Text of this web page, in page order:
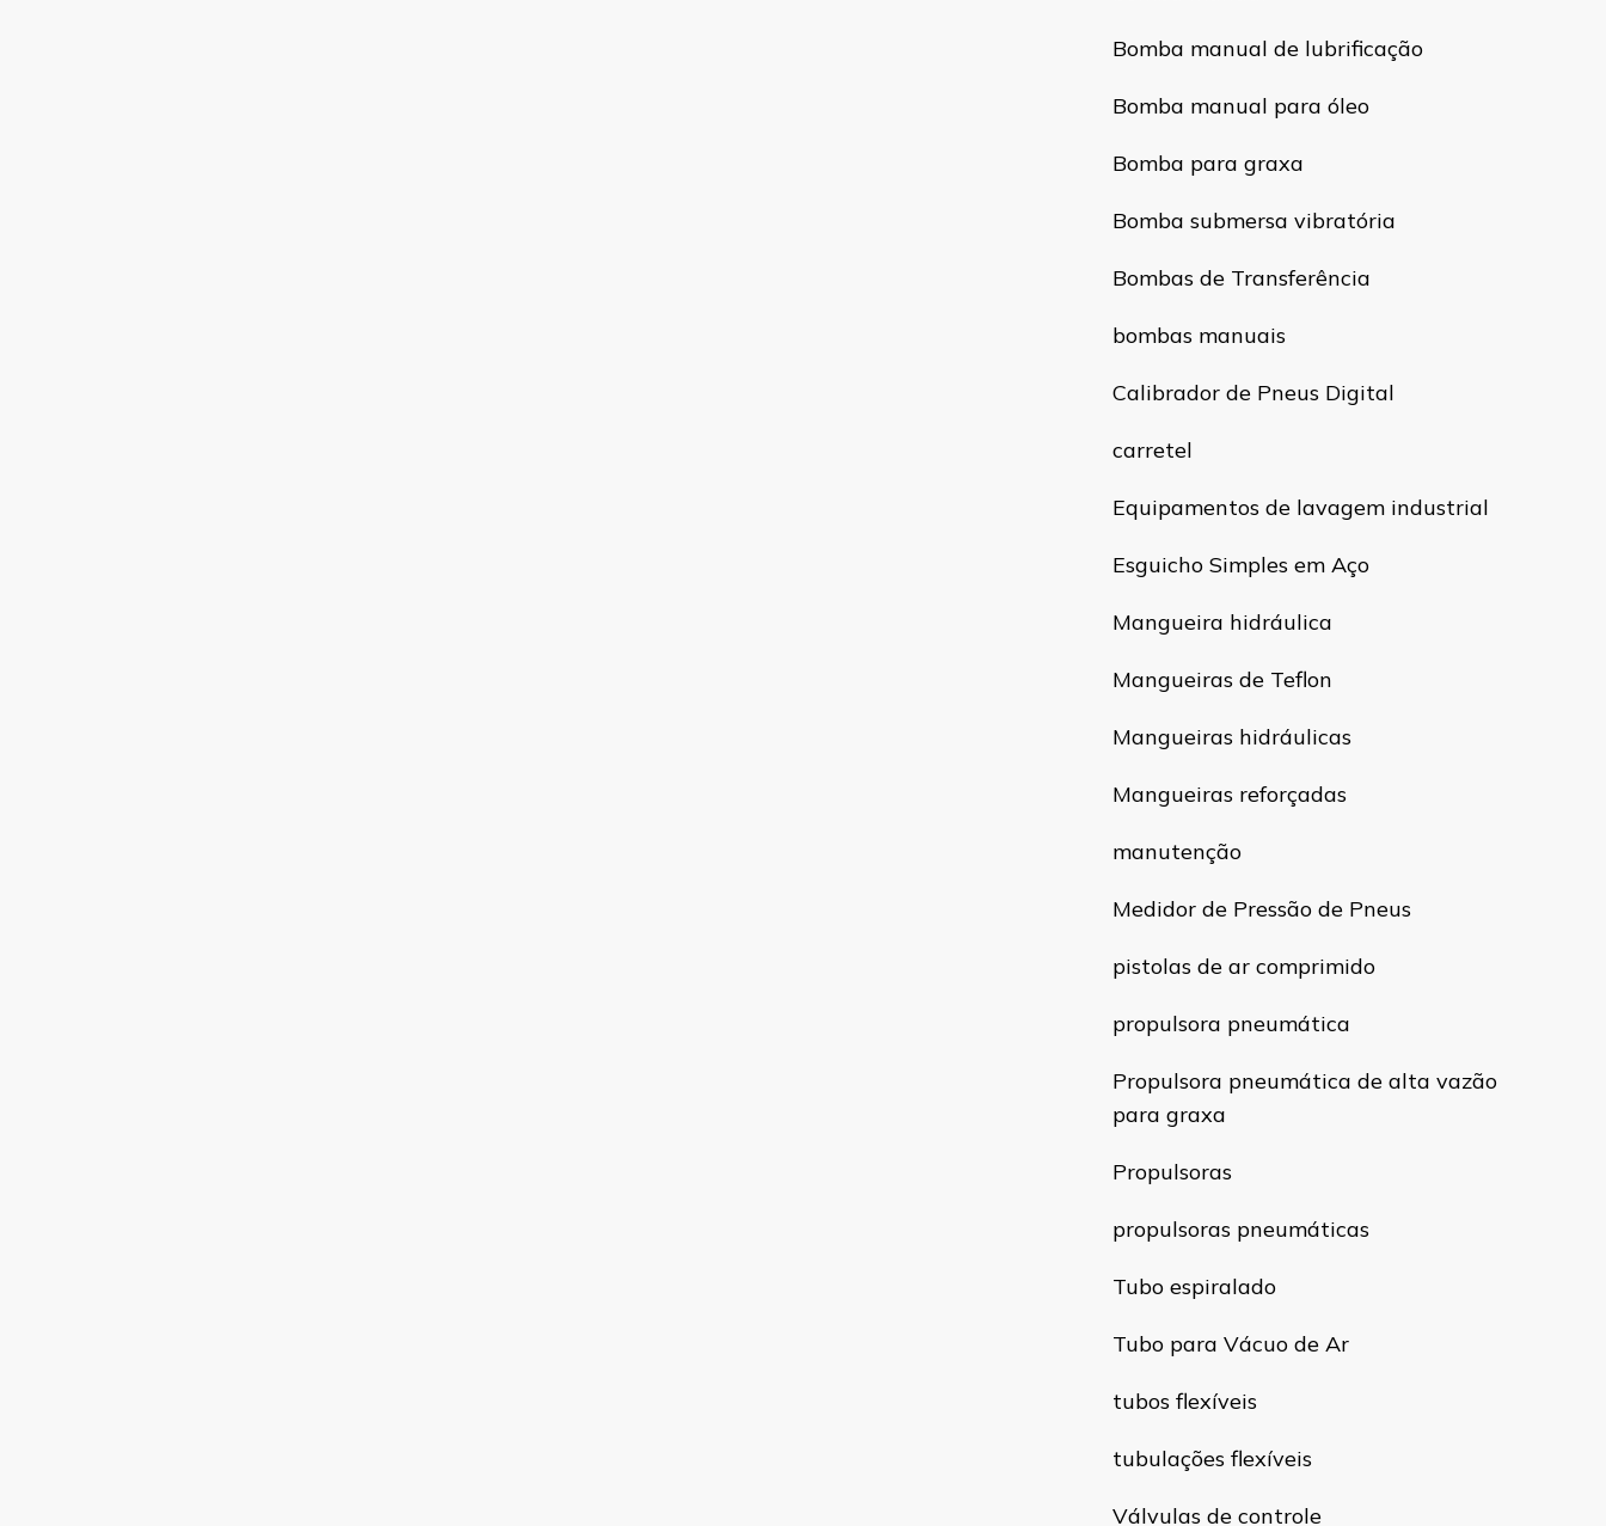
Bomba manual de lubrificação
Bomba manual para óleo
Bomba para graxa
Bomba submersa vibratória
Bombas de Transferência
bombas manuais
Calibrador de Pneus Digital
carretel
Equipamentos de lavagem industrial
Esguicho Simples em Aço
Mangueira hidráulica
Mangueiras de Teflon
Mangueiras hidráulicas
Mangueiras reforçadas
manutenção
Medidor de Pressão de Pneus
pistolas de ar comprimido
propulsora pneumática
Propulsora pneumática de alta vazão
para graxa
Propulsoras
propulsoras pneumáticas
Tubo espiralado
Tubo para Vácuo de Ar
tubos flexíveis
tubulações flexíveis
Válvulas de controle